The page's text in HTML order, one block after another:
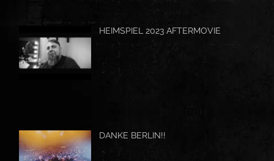
HEIMSPIEL 2023 AFTERMOVIE
DANKE BERLIN!!